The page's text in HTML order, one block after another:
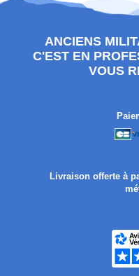
ANCIENS
C'EST EN
VOUS
Livraison offerte à